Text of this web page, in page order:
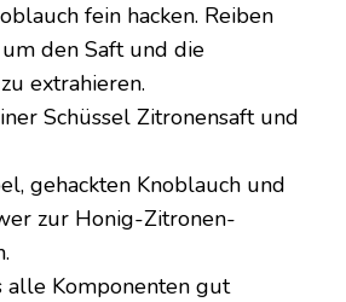
fein hacken. Reiben
den Saft und die
extrahieren.
Schüssel Zitronensaft und
gehackten Knoblauch und
zur Honig-Zitronen-
alle Komponenten gut